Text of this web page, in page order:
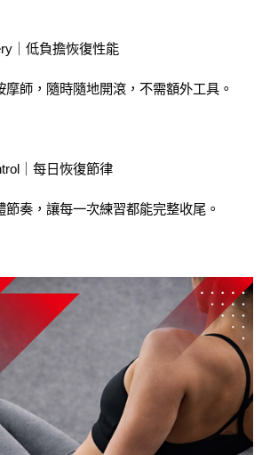
權停止該用戶之使用額度並採取法律行動。
｜低負擔恢復性能
摩師，隨時隨地開滾，不需額外工具。
｜每日恢復節律
奏，讓每一次練習都能完整收尾。